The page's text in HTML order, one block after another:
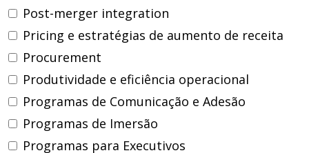
Post-merger integration
Pricing e estratégias de aumento de receita
Procurement
Produtividade e eficiência operacional
Programas de Comunicação e Adesão
Programas de Imersão
Programas para Executivos